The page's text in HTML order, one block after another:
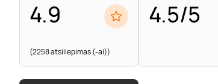
4.9
(2258 atsiliepimas (-ai))
4.5/5